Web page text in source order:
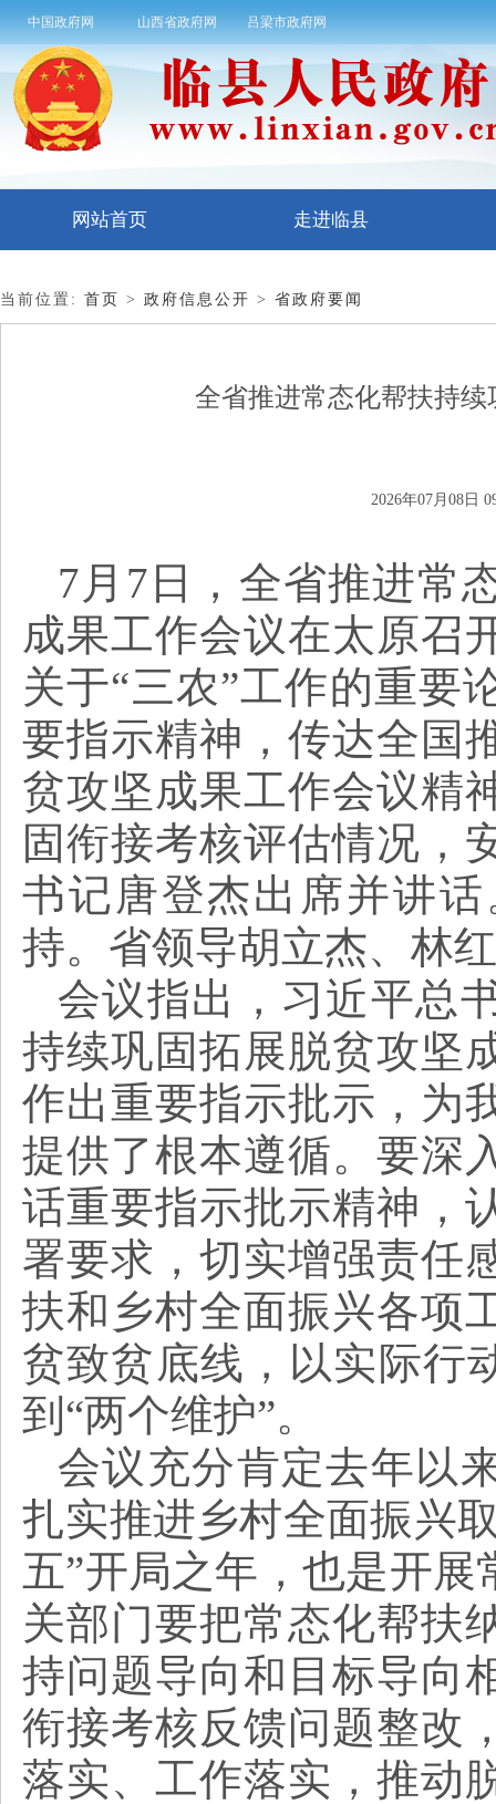
中国政府网 山西省政府网 吕梁市政府网
网站首页 走进临县
当前位置: 首页 > 政府信息公开 > 省政府要闻
全省推进常态化帮扶持
2026年07月08日
7月7日，全省推进常
成果工作会议在太原召
关于“三农”工作的重要
要指示精神，传达全国
贫攻坚成果工作会议精
固衔接考核评估情况，
书记唐登杰出席并讲
持。省领导胡立杰、林
会议指出，习近平总
持续巩固拓展脱贫攻坚
作出重要指示批示，为
提供了根本遵循。要深
话重要指示批示精神，
署要求，切实增强责任
扶和乡村全面振兴各项
贫致贫底线，以实际行
到“两个维护”。
会议充分肯定去年以
扎实推进乡村全面振兴
五”开局之年，也是开
关部门要把常态化帮扶
持问题导向和目标导向
衔接考核反馈问题整改
落实、工作落实，推动